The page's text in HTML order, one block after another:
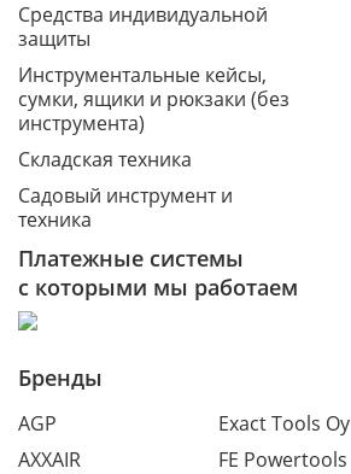
Средства индивидуальной
защиты
Инструментальные кейсы,
сумки, ящики и рюкзаки (без
инструмента)
Складская техника
Садовый инструмент и
техника
Платежные системы
с которыми мы работаем
Бренды
AGP
AXXAIR
Exact Tools Oy
FE Powertools